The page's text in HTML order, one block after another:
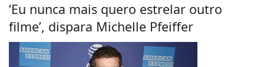
‘Eu nunca mais quero estrelar outro
filme’, dispara Michelle Pfeiffer